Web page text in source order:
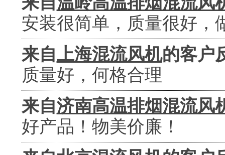
安装很简单，质量很好，
来自上海混流风机的客户
质量好，何格合理
来自济南高温排烟混流风
好产品！物美价廉！